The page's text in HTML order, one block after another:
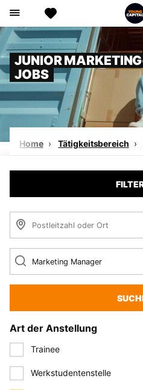
JUNIOR
JOBS
Home Tätigkeitsbereich
Art der Anstellung
Trainee
Werkstudentenstelle